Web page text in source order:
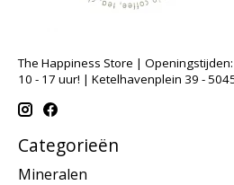
The Happiness Store |
10 - 17 uur! | Ketelhavenplein 39 -
Categorieën
Mineralen